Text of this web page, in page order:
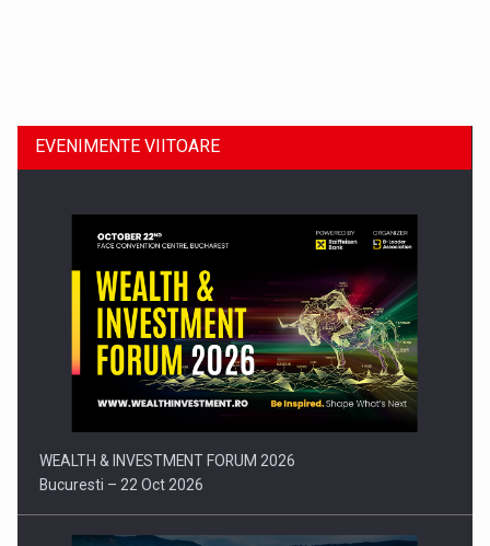
Comunicat de presa: Joburile part-time reincep sa intre pe…
EVENIMENTE VIITOARE
WEALTH & INVESTMENT FORUM 2026
Bucuresti – 22 Oct 2026